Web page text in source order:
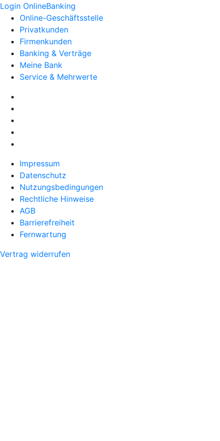
Login OnlineBanking
Online-Geschäftsstelle
Privatkunden
Firmenkunden
Banking & Verträge
Meine Bank
Service & Mehrwerte
Impressum
Datenschutz
Nutzungsbedingungen
Rechtliche Hinweise
AGB
Barrierefreiheit
Fernwartung
Vertrag widerrufen